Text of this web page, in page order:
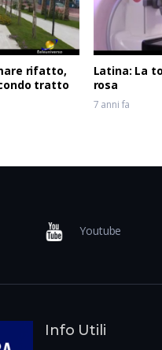
rifatto,
tratto
Latina: La
rosa
7 anni fa
Youtube
Info Utili